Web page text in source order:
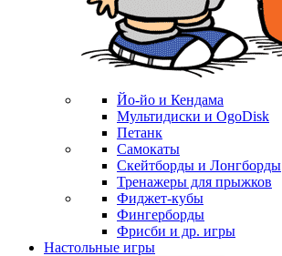
Йо-йо и Кендама
Мультидиски и OgoDisk
Петанк
Самокаты
Скейтборды и Лонгборды
Тренажеры для прыжков
Фиджет-кубы
Фингерборды
Фрисби и др. игры
Настольные игры